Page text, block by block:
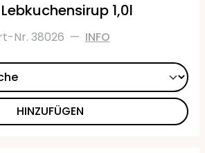
1,0l
Nr. 38026 — INFO
HINZUFÜGEN